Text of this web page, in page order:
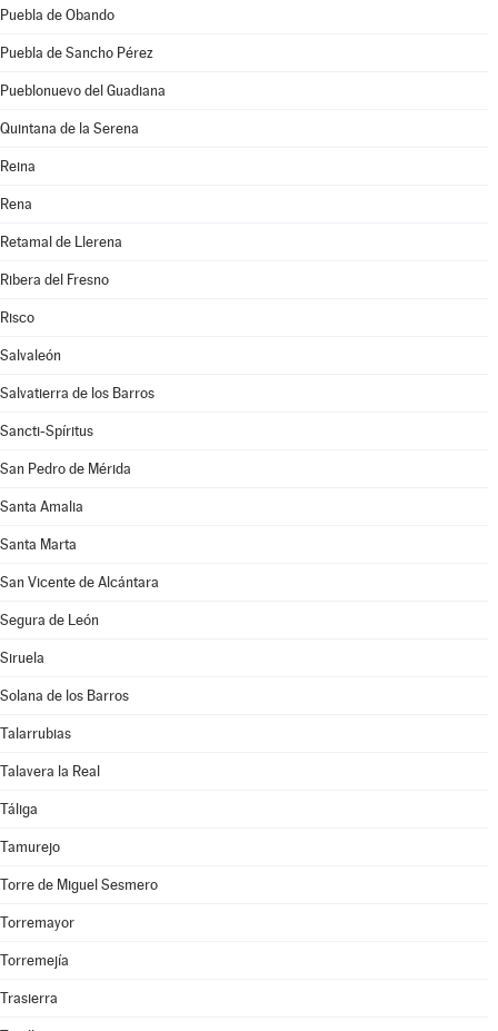
Puebla de Obando
Puebla de Sancho Pérez
Pueblonuevo del Guadiana
Quintana de la Serena
Reina
Rena
Retamal de Llerena
Ribera del Fresno
Risco
Salvaleón
Salvatierra de los Barros
Sancti-Spíritus
San Pedro de Mérida
Santa Amalia
Santa Marta
San Vicente de Alcántara
Segura de León
Siruela
Solana de los Barros
Talarrubias
Talavera la Real
Táliga
Tamurejo
Torre de Miguel Sesmero
Torremayor
Torremejía
Trasierra